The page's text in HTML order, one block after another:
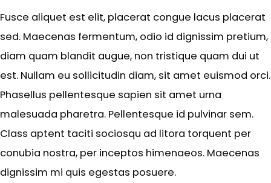
Fusce aliquet est elit, placerat congue lacus placerat
sed. Maecenas fermentum, odio id dignissim pretium,
diam quam blandit augue, non tristique quam dui ut
est. Nullam eu sollicitudin diam, sit amet euismod orci.
Phasellus pellentesque sapien sit amet urna
malesuada pharetra. Pellentesque id pulvinar sem.
Class aptent taciti sociosqu ad litora torquent per
conubia nostra, per inceptos himenaeos. Maecenas
dignissim mi quis egestas posuere.